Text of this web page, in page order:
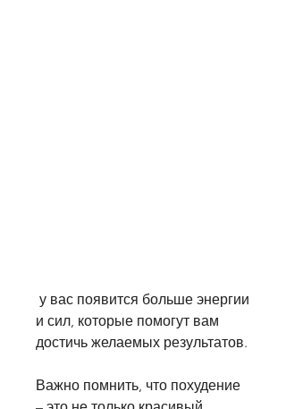
и сил, которые помогут вам
достичь желаемых результатов.
Важно помнить, что похудение